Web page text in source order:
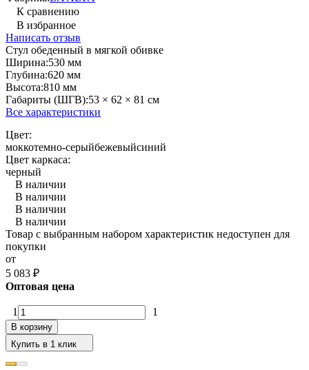
К сравнению
В избранное
Написать отзыв
Стул обеденный в мягкой обивке
Ширина:530 мм
Глубина:620 мм
Высота:810 мм
Габариты (ШГВ):53 × 62 × 81 см
Все характеристики
Цвет:
моккотемно-серыйбежевыйсиний
Цвет каркаса:
черный
В наличии
В наличии
В наличии
В наличии
Товар с выбранным набором характеристик недоступен для
покупки
от
5 083 ₽
Оптовая цена
1 1
В корзину
Купить в 1 клик